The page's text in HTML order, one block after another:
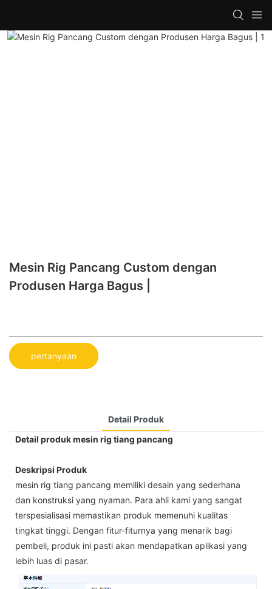
Mesin Rig Pancang Custom dengan
Produsen Harga Bagus |
pertanyaan
Detail Produk
Detail produk mesin rig tiang pancang
Deskripsi Produk
mesin rig tiang pancang memiliki desain yang sederhana
dan konstruksi yang nyaman. Para ahli kami yang sangat
terspesialisasi memastikan produk memenuhi kualitas
tingkat tinggi. Dengan fitur-fiturnya yang menarik bagi
pembeli, produk ini pasti akan mendapatkan aplikasi yang
lebih luas di pasar.